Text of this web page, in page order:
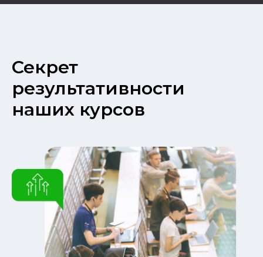
Секрет
результативности
наших курсов